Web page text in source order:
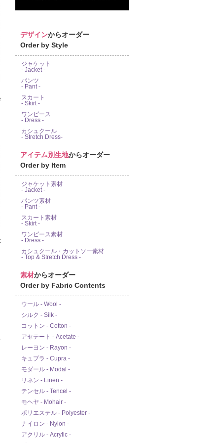
デザインからオーダー
Order by Style
ジャケット
- Jacket -
パンツ
- Pant -
スカート
- Skirt -
ワンピース
- Dress -
カシュクール
- Stretch Dress-
アイテム別生地からオーダー
Order by Item
ジャケット素材
- Jacket -
パンツ素材
- Pant -
スカート素材
- Skirt -
ワンピース素材
- Dress -
カシュクール・カットソー素材
- Top & Stretch Dress -
素材からオーダー
Order by Fabric Contents
ウール - Wool -
シルク - Silk -
コットン - Cotton -
アセテート - Acetate -
レーヨン - Rayon -
キュプラ - Cupra -
モダール - Modal -
リネン - Linen -
テンセル - Tencel -
モヘヤ - Mohair -
ポリエステル - Polyester -
ナイロン - Nylon -
アクリル - Acrylic -